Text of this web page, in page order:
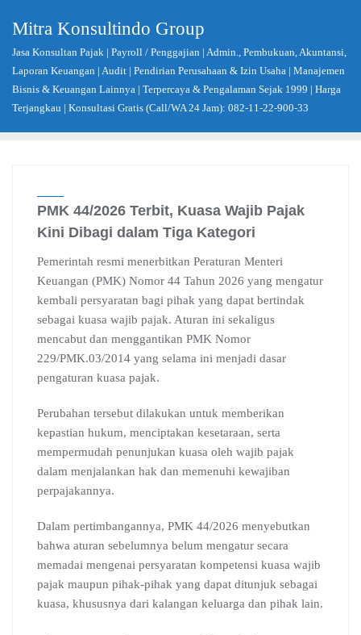
content
Mitra Konsultindo Group
Jasa Konsultan Pajak | Payroll / Penggajian | Admin., Pembukuan, Akuntansi,
Laporan Keuangan | Audit | Pendirian Perusahaan & Izin Usaha | Manajemen
Bisnis & Keuangan Lainnya | Terpercaya & Pengalaman Sejak 1999 | Harga
Terjangkau | Konsultasi Gratis (Call/WA 24 Jam): 082-11-22-900-33
PMK 44/2026 Terbit, Kuasa Wajib Pajak
Kini Dibagi dalam Tiga Kategori
Pemerintah resmi menerbitkan Peraturan Menteri
Keuangan (PMK) Nomor 44 Tahun 2026 yang mengatur
kembali persyaratan bagi pihak yang dapat bertindak
sebagai kuasa wajib pajak. Aturan ini sekaligus
mencabut dan menggantikan PMK Nomor
229/PMK.03/2014 yang selama ini menjadi dasar
pengaturan kuasa pajak.
Perubahan tersebut dilakukan untuk memberikan
kepastian hukum, menciptakan kesetaraan, serta
mempermudah penunjukan kuasa oleh wajib pajak
dalam menjalankan hak dan memenuhi kewajiban
perpajakannya.
Dalam pertimbangannya, PMK 44/2026 menyebutkan
bahwa aturan sebelumnya belum mengatur secara
memadai mengenai persyaratan kompetensi kuasa wajib
pajak maupun pihak-pihak yang dapat ditunjuk sebagai
kuasa, khususnya dari kalangan keluarga dan pihak lain.